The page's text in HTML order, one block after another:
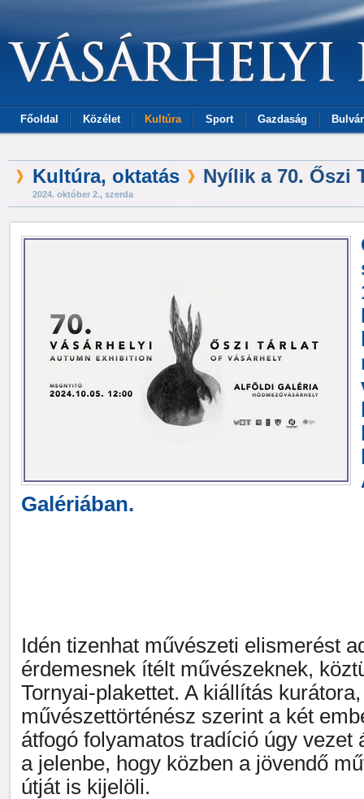
Főoldal Közélet Kultúra Sport Gazdaság Bulvár
Kultúra, oktatás Nyílik a 70. Őszi
2024. október 2., szerda
Galériában.
Idén tizenhat művészeti elismerést
érdemesnek ítélt művészeknek,
Tornyai-plakettet. A kiállítás
művészettörténész szerint a két
átfogó folyamatos tradíció úgy vezet
a jelenbe, hogy közben a jövendő
útját is kijelöli.